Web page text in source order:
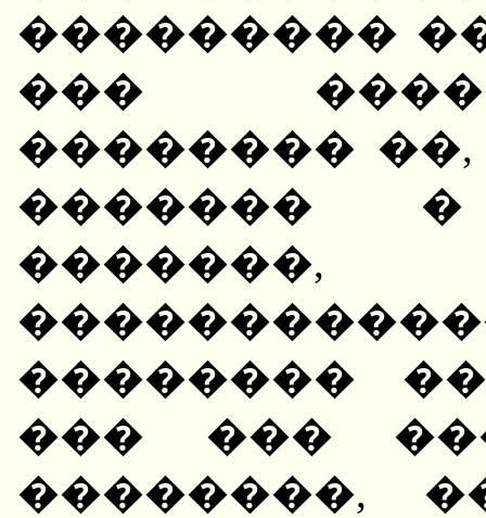
���������
���
��������
������� �
�������,
��������
��� ���
��������,